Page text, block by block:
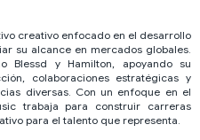
creativo enfocado en el desarrollo
su alcance en mercados globales.
Blessd y Hamilton, apoyando su
colaboraciones estratégicas y
diversas. Con un enfoque en el
trabaja para construir carreras
para el talento que representa.